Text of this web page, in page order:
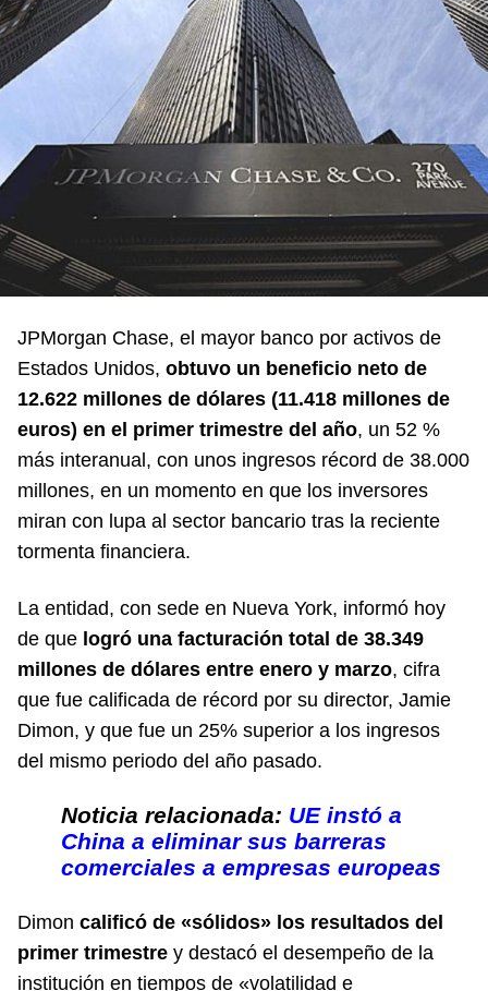
JPMorgan Chase, el mayor banco por activos de
Estados Unidos, obtuvo un beneficio neto de
12.622 millones de dólares (11.418 millones de
euros) en el primer trimestre del año, un 52 %
más interanual, con unos ingresos récord de 38.000
millones, en un momento en que los inversores
miran con lupa al sector bancario tras la reciente
tormenta financiera.
La entidad, con sede en Nueva York, informó hoy
de que logró una facturación total de 38.349
millones de dólares entre enero y marzo, cifra
que fue calificada de récord por su director, Jamie
Dimon, y que fue un 25% superior a los ingresos
del mismo periodo del año pasado.
Noticia relacionada: UE instó a
China a eliminar sus barreras
comerciales a empresas europeas
Dimon calificó de «sólidos» los resultados del
primer trimestre y destacó el desempeño de la
institución en tiempos de «volatilidad e